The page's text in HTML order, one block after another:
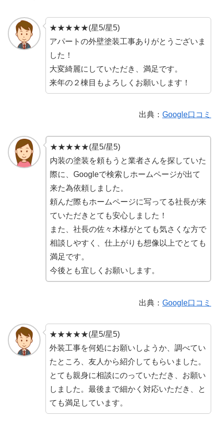
★★★★★(星5/星5)
アパートの外壁塗装工事ありがとうございま
した！
大変綺麗にしていただき、満足です。
来年の２棟目もよろしくお願いします！
出典： Google口コミ
★★★★★(星5/星5)
内装の塗装を頼もうと業者さんを探していた
際に、Googleで検索しホームページが出て
来た為依頼しました。
頼んだ際もホームページに写ってる社長が来
ていただきとても安心しました！
また、社長の佐々木様がとても気さくな方で
相談しやすく、仕上がりも想像以上でとても
満足です。
今後とも宜しくお願いします。
出典： Google口コミ
★★★★★(星5/星5)
外装工事を何処にお願いしようか、調べてい
たところ、友人から紹介してもらいました。
とても親身に相談にのっていただき、お願い
しました。最後まで細かく対応いただき、と
ても満足しています。